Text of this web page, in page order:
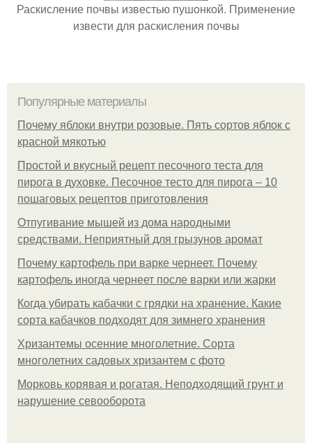
Раскисление почвы известью пушонкой. Применение
извести для раскисления почвы
Популярные материалы
Почему яблоки внутри розовые. Пять сортов яблок с
красной мякотью
Простой и вкусный рецепт песочного теста для
пирога в духовке. Песочное тесто для пирога – 10
пошаговых рецептов приготовления
Отпугивание мышей из дома народными
средствами. Неприятный для грызунов аромат
Почему картофель при варке чернеет. Почему
картофель иногда чернеет после варки или жарки
Когда убирать кабачки с грядки на хранение. Какие
сорта кабачков подходят для зимнего хранения
Хризантемы осенние многолетние. Сорта
многолетних садовых хризантем с фото
Морковь корявая и рогатая. Неподходящий грунт и
нарушение севооборота